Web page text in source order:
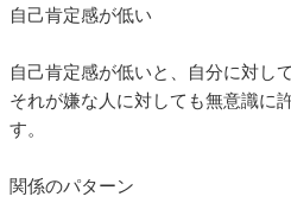
自己肯定感が低い
自己肯定感が低いと、自分に対し
それが嫌な人に対しても無意識に
す。
関係のパターン